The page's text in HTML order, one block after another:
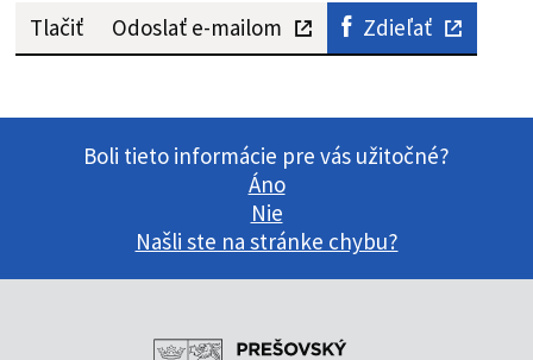
Tlačiť Odoslať e-mailom Zdieľať
Boli tieto informácie pre vás užitočné?
Áno
Nie
Našli ste na stránke chybu?